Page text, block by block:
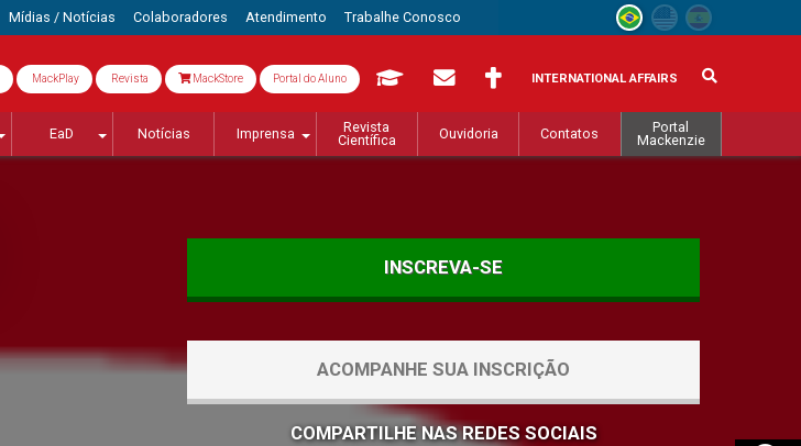
Mídias / Notícias Colaboradores Atendimento Trabalhe Conosco
MackPlay Revista MackStore Portal do Aluno INTERNATIONAL AFFAIRS
EaD Notícias Imprensa
Revista
Científica
Ouvidoria Contatos
Portal
Mackenzie
INSCREVA-SE
ACOMPANHE SUA INSCRIÇÃO
COMPARTILHE NAS REDES SOCIAIS